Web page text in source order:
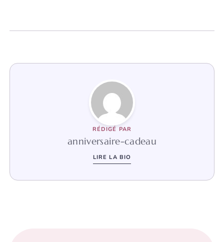
RÉDIGÉ PAR
anniversaire-cadeau
LIRE LA BIO